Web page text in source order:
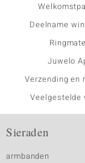
Deelname
Juwelo
Verzending en
Veelgestelde
Sieraden
armbanden